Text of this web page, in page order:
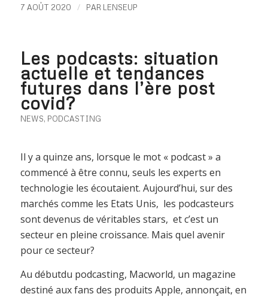
7 AOÛT 2020 / PAR LENSEUP
Les podcasts: situation
actuelle et tendances
futures dans l’ère post
covid?
NEWS, PODCASTING
Il y a quinze ans, lorsque le mot « podcast » a
commencé à être connu, seuls les experts en
technologie les écoutaient. Aujourd’hui, sur des
marchés comme les Etats Unis, les podcasteurs
sont devenus de véritables stars, et c’est un
secteur en pleine croissance. Mais quel avenir
pour ce secteur?
Au débutdu podcasting, Macworld, un magazine
destiné aux fans des produits Apple, annonçait, en